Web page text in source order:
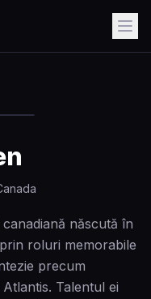
născută în
roluri memorabile
precum
Talentul ei